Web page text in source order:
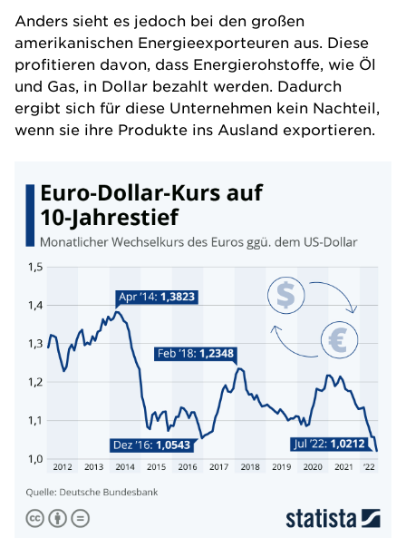
Anders sieht es jedoch bei den großen
amerikanischen Energieexporteuren aus. Diese
profitieren davon, dass Energierohstoffe, wie Öl
und Gas, in Dollar bezahlt werden. Dadurch
ergibt sich für diese Unternehmen kein Nachteil,
wenn sie ihre Produkte ins Ausland exportieren.